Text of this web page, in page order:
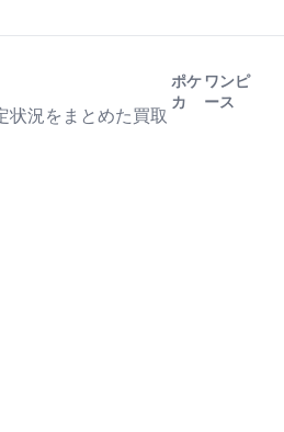
状況をまとめた買取
ポケ
カ
ワンピ
ース